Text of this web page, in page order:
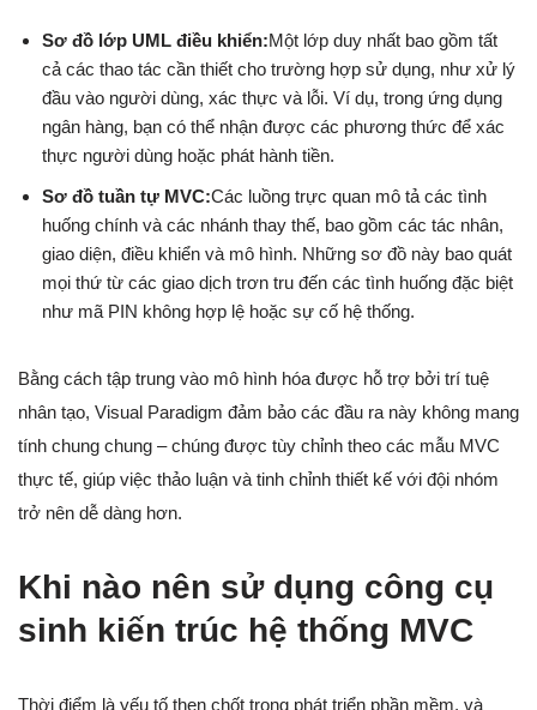
Sơ đồ lớp UML điều khiển:Một lớp duy nhất bao gồm tất
cả các thao tác cần thiết cho trường hợp sử dụng, như xử lý
đầu vào người dùng, xác thực và lỗi. Ví dụ, trong ứng dụng
ngân hàng, bạn có thể nhận được các phương thức để xác
thực người dùng hoặc phát hành tiền.
Sơ đồ tuần tự MVC:Các luồng trực quan mô tả các tình
huống chính và các nhánh thay thế, bao gồm các tác nhân,
giao diện, điều khiển và mô hình. Những sơ đồ này bao quát
mọi thứ từ các giao dịch trơn tru đến các tình huống đặc biệt
như mã PIN không hợp lệ hoặc sự cố hệ thống.
Bằng cách tập trung vào mô hình hóa được hỗ trợ bởi trí tuệ
nhân tạo, Visual Paradigm đảm bảo các đầu ra này không mang
tính chung chung – chúng được tùy chỉnh theo các mẫu MVC
thực tế, giúp việc thảo luận và tinh chỉnh thiết kế với đội nhóm
trở nên dễ dàng hơn.
Khi nào nên sử dụng công cụ
sinh kiến trúc hệ thống MVC
Thời điểm là yếu tố then chốt trong phát triển phần mềm, và